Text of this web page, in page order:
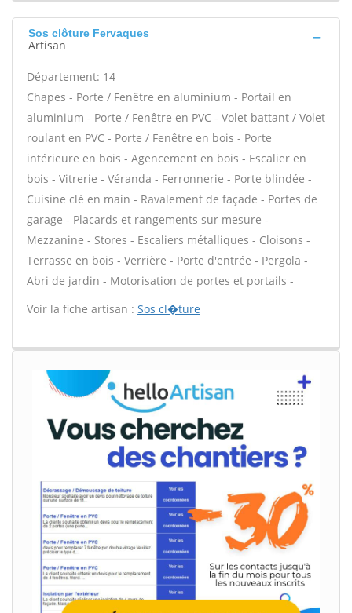
Sos clôture Fervaques
Artisan
Département: 14
Chapes - Porte / Fenêtre en aluminium - Portail en
aluminium - Porte / Fenêtre en PVC - Volet battant / Volet
roulant en PVC - Porte / Fenêtre en bois - Porte
intérieure en bois - Agencement en bois - Escalier en
bois - Vitrerie - Véranda - Ferronnerie - Porte blindée -
Cuisine clé en main - Ravalement de façade - Portes de
garage - Placards et rangements sur mesure -
Mezzanine - Stores - Escaliers métalliques - Cloisons -
Terrasse en bois - Verrière - Porte d'entrée - Pergola -
Abri de jardin - Motorisation de portes et portails -
Voir la fiche artisan : Sos cl�ture